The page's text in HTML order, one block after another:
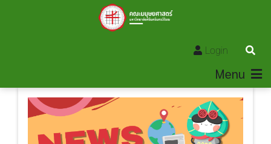
Login
Menu